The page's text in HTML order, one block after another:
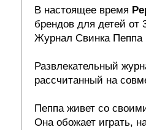
В настоящее время
брендов для детей от
Журнал Свинка Пеппа
Развлекательный
рассчитанный на
Пеппа живет со
Она обожает играть,